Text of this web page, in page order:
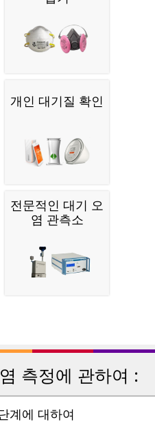
개인 대기질 확인
전문적인 대기 오
염 관측소
측정에 관하여 :
계에 대하여